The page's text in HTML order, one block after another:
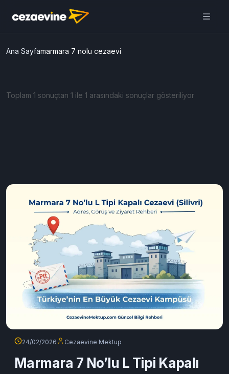
Ana Sayfamarmara 7 nolu cezaevi
Toplam 1 sonuçtan 1 ile 1 arasındaki sonuçlar gösteriliyor
24/02/2026 Cezaevine Mektup
Marmara 7 No’lu L Tipi Kapalı